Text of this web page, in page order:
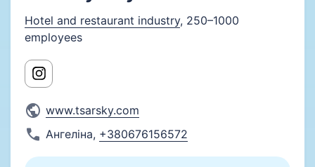
Hotel and restaurant industry, 250–1000
employees
www.tsarsky.com
Ангеліна, +380676156572